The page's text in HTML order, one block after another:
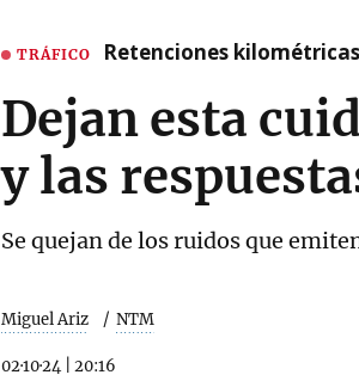
TRÁFICO Retenciones
Dejan esta
y las
Se quejan de los ruidos que
Miguel Ariz NTM
02·10·24 20:16